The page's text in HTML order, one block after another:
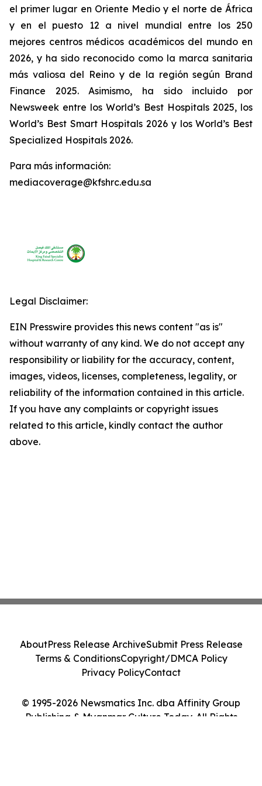
el primer lugar en Oriente Medio y el norte de África
y en el puesto 12 a nivel mundial entre los 250
mejores centros médicos académicos del mundo en
2026, y ha sido reconocido como la marca sanitaria
más valiosa del Reino y de la región según Brand
Finance 2025. Asimismo, ha sido incluido por
Newsweek entre los World’s Best Hospitals 2025, los
World’s Best Smart Hospitals 2026 y los World’s Best
Specialized Hospitals 2026.
Para más información:
mediacoverage@kfshrc.edu.sa
Legal Disclaimer:
EIN Presswire provides this news content "as is"
without warranty of any kind. We do not accept any
responsibility or liability for the accuracy, content,
images, videos, licenses, completeness, legality, or
reliability of the information contained in this article.
If you have any complaints or copyright issues
related to this article, kindly contact the author
above.
© 1995-2026 Newsmatics Inc. dba Affinity Group
Publishing & Myanmar Culture Today. All Rights
AboutPress Release ArchiveSubmit Press Release
Terms & ConditionsCopyright/DMCA Policy
Privacy PolicyContact